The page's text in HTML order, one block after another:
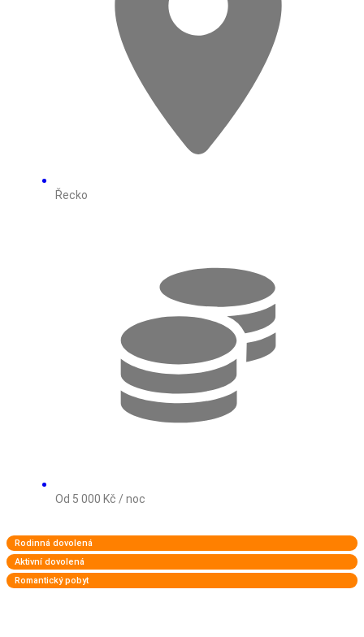
Řecko
Od 5 000 Kč / noc
Rodinná dovolená
Aktivní dovolená
Romantický pobyt